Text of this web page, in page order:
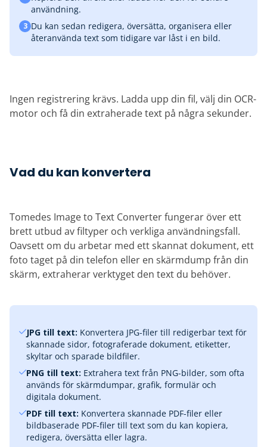
användning.
3 Du kan sedan redigera, översätta, organisera eller
återanvända text som tidigare var låst i en bild.
Ingen registrering krävs. Ladda upp din fil, välj din OCR-
motor och få din extraherade text på några sekunder.
Vad du kan konvertera
Tomedes Image to Text Converter fungerar över ett
brett utbud av filtyper och verkliga användningsfall.
Oavsett om du arbetar med ett skannat dokument, ett
foto taget på din telefon eller en skärmdump från din
skärm, extraherar verktyget den text du behöver.
JPG till text: Konvertera JPG-filer till redigerbar text för
skannade sidor, fotograferade dokument, etiketter,
skyltar och sparade bildfiler.
PNG till text: Extrahera text från PNG-bilder, som ofta
används för skärmdumpar, grafik, formulär och
digitala dokument.
PDF till text: Konvertera skannade PDF-filer eller
bildbaserade PDF-filer till text som du kan kopiera,
redigera, översätta eller lagra.